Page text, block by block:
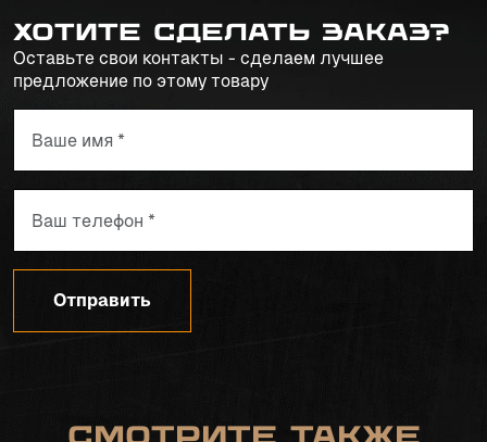
Хотите сделать заказ?
Оставьте свои контакты - сделаем лучшее
предложение по этому товару
Отправить
Смотрите также